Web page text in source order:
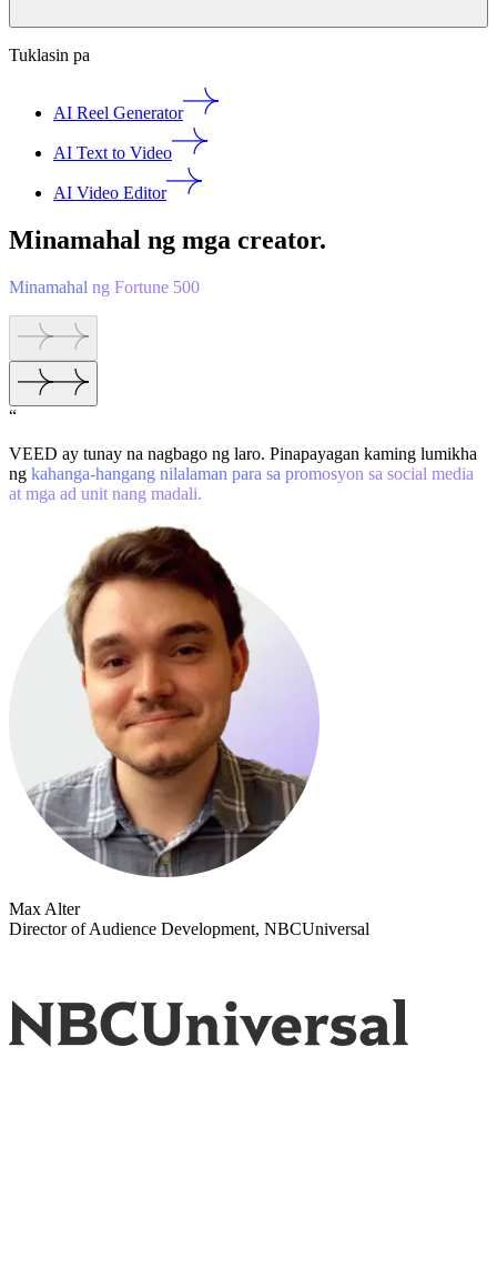
Tuklasin pa
AI Reel Generator
AI Text to Video
AI Video Editor
Minamahal ng mga creator.
Minamahal ng Fortune 500
“
VEED ay tunay na nagbago ng laro. Pinapayagan kaming lumikha
ng kahanga-hangang nilalaman para sa promosyon sa social media
at mga ad unit nang madali.
Max Alter
Director of Audience Development, NBCUniversal